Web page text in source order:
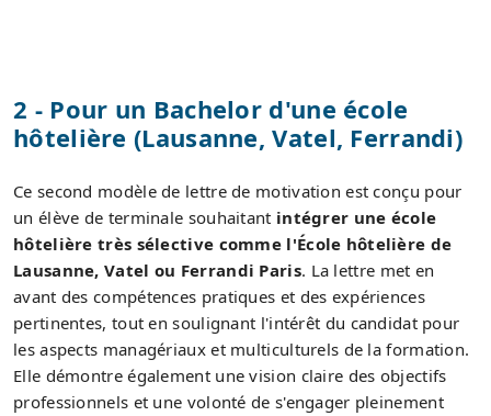
2 - Pour un Bachelor d'une école
hôtelière (Lausanne, Vatel, Ferrandi)
Ce second modèle de lettre de motivation est conçu pour
un élève de terminale souhaitant intégrer une école
hôtelière très sélective comme l'École hôtelière de
Lausanne, Vatel ou Ferrandi Paris. La lettre met en
avant des compétences pratiques et des expériences
pertinentes, tout en soulignant l'intérêt du candidat pour
les aspects managériaux et multiculturels de la formation.
Elle démontre également une vision claire des objectifs
professionnels et une volonté de s'engager pleinement